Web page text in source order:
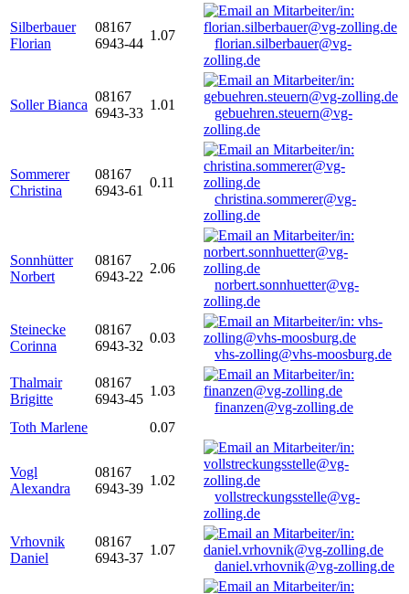
Silberbauer
Florian
08167
6943-44
1.07
florian.silberbauer@vg-
zolling.de
Soller Bianca
08167
6943-33
1.01
gebuehren.steuern@vg-
zolling.de
Sommerer
Christina
08167
6943-61
0.11
christina.sommerer@vg-
zolling.de
Sonnhütter
Norbert
08167
6943-22
2.06
norbert.sonnhuetter@vg-
zolling.de
Steinecke
Corinna
08167
6943-32
0.03
vhs-zolling@vhs-moosburg.de
Thalmair
Brigitte
08167
6943-45
1.03
finanzen@vg-zolling.de
Toth Marlene
0.07
Vogl
Alexandra
08167
6943-39
1.02
vollstreckungsstelle@vg-
zolling.de
Vrhovnik
Daniel
08167
6943-37
1.07
daniel.vrhovnik@vg-zolling.de